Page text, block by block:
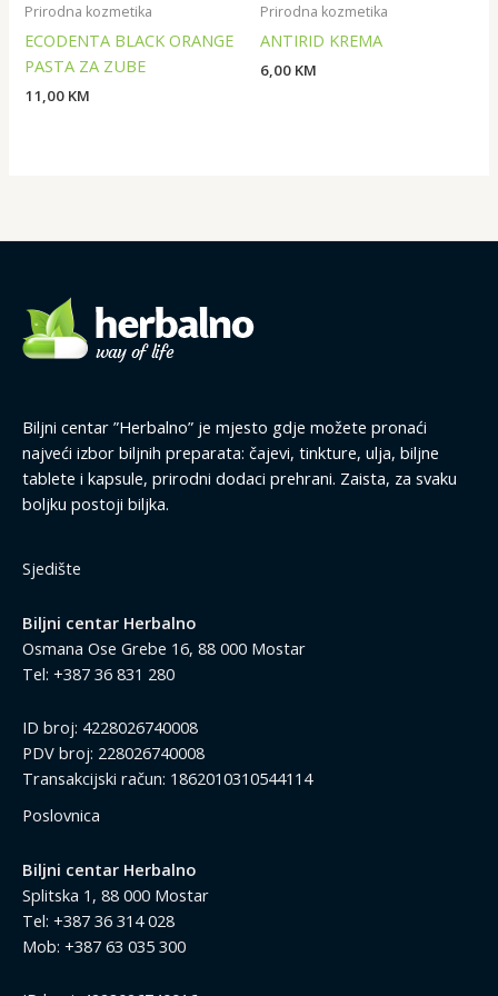
Prirodna kozmetika
ECODENTA BLACK ORANGE
PASTA ZA ZUBE
11,00 KM
Prirodna kozmetika
ANTIRID KREMA
6,00 KM
Biljni centar ”Herbalno” je mjesto gdje možete pronaći
najveći izbor biljnih preparata: čajevi, tinkture, ulja, biljne
tablete i kapsule, prirodni dodaci prehrani. Zaista, za svaku
boljku postoji biljka.
Sjedište
Biljni centar Herbalno
Osmana Ose Grebe 16, 88 000 Mostar
Tel: +387 36 831 280
ID broj: 4228026740008
PDV broj: 228026740008
Transakcijski račun: 1862010310544114
Poslovnica
Biljni centar Herbalno
Splitska 1, 88 000 Mostar
Tel: +387 36 314 028
Mob: +387 63 035 300